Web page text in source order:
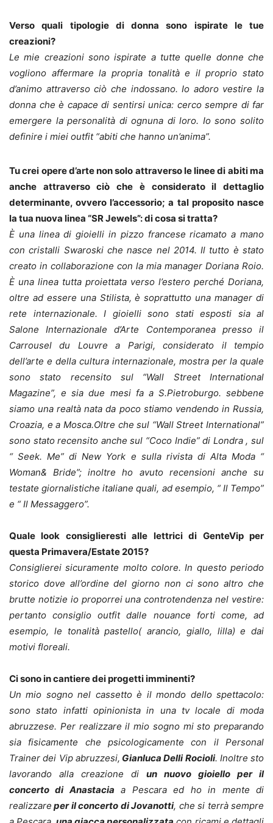
Verso quali tipologie di donna sono ispirate le tue
creazioni?
Le mie creazioni sono ispirate a tutte quelle donne che
vogliono affermare la propria tonalità e il proprio stato
d’animo attraverso ciò che indossano. Io adoro vestire la
donna che è capace di sentirsi unica: cerco sempre di far
emergere la personalità di ognuna di loro. Io sono solito
definire i miei outfit “abiti che hanno un’anima”.
Tu crei opere d’arte non solo attraverso le linee di abiti ma
anche attraverso ciò che è considerato il dettaglio
determinante, ovvero l’accessorio; a tal proposito nasce
la tua nuova linea “SR Jewels”: di cosa si tratta?
È una linea di gioielli in pizzo francese ricamato a mano
con cristalli Swaroski che nasce nel 2014. Il tutto è stato
creato in collaborazione con la mia manager Doriana Roio.
È una linea tutta proiettata verso l’estero perché Doriana,
oltre ad essere una Stilista, è soprattutto una manager di
rete internazionale. I gioielli sono stati esposti sia al
Salone Internazionale d’Arte Contemporanea presso il
Carrousel du Louvre a Parigi, considerato il tempio
dell’arte e della cultura internazionale, mostra per la quale
sono stato recensito sul “Wall Street International
Magazine”, e sia due mesi fa a S.Pietroburgo. sebbene
siamo una realtà nata da poco stiamo vendendo in Russia,
Croazia, e a Mosca.Oltre che sul “Wall Street International”
sono stato recensito anche sul “Coco Indie” di Londra , sul
“ Seek. Me” di New York e sulla rivista di Alta Moda “
Woman& Bride”; inoltre ho avuto recensioni anche su
testate giornalistiche italiane quali, ad esempio, “ Il Tempo”
e “ Il Messaggero”.
Quale look consiglieresti alle lettrici di GenteVip per
questa Primavera/Estate 2015?
Consiglierei sicuramente molto colore. In questo periodo
storico dove all’ordine del giorno non ci sono altro che
brutte notizie io proporrei una controtendenza nel vestire:
pertanto consiglio outfit dalle nouance forti come, ad
esempio, le tonalità pastello( arancio, giallo, lilla) e dai
motivi floreali.
Ci sono in cantiere dei progetti imminenti?
Un mio sogno nel cassetto è il mondo dello spettacolo:
sono stato infatti opinionista in una tv locale di moda
abruzzese. Per realizzare il mio sogno mi sto preparando
sia fisicamente che psicologicamente con il Personal
Trainer dei Vip abruzzesi, Gianluca Delli Rocioli. Inoltre sto
lavorando alla creazione di un nuovo gioiello per il
concerto di Anastacia a Pescara ed ho in mente di
realizzare per il concerto di Jovanotti, che si terrà sempre